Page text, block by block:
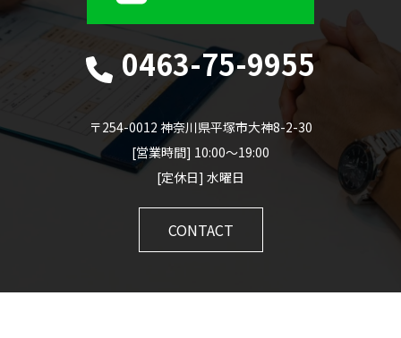
0463-75-9955
〒254-0012 神奈川県平塚市大神8-2-30
[営業時間] 10:00～19:00
[定休日] 水曜日
CONTACT